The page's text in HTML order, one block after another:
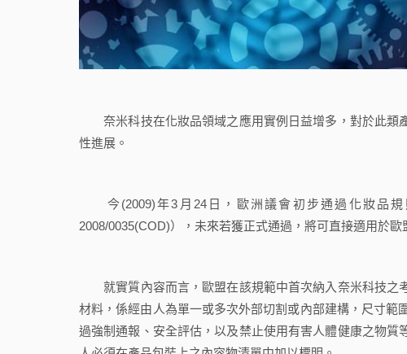
奈米科技在化妝品領域之應用實例日益增多，對於此類
性進展。
今(2009)年3月24日，歐洲議會初步通過化妝品規則
2008/0035(COD)），未來若獲正式通過，將可直接適用於歐
就實質內容而言，歐盟在該規範中首次納入奈米科技之
材料，係經由人為單一或多次外部切割或內部建構，尺寸
過強制通報、安全評估，以及禁止使用有害人體健康之物